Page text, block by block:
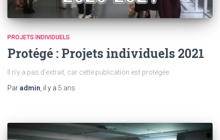
PROJETS INDIVIDUELS
Protégé : Projets individuels 2021
Il n’y a pas d’extrait, car cette publication est protégée.
Paradmin, il y a 5 ans